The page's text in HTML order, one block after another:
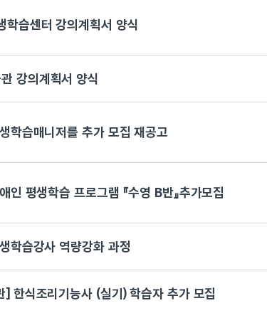
학습센터 강의계획서 양식
강의계획서 양식
학습매니저를 추가 모집 재공고
인 평생학습 프로그램 『수영 B반』추가모집
학습강사 역량강화 과정
] 한식조리기능사 (실기) 학습자 추가 모집